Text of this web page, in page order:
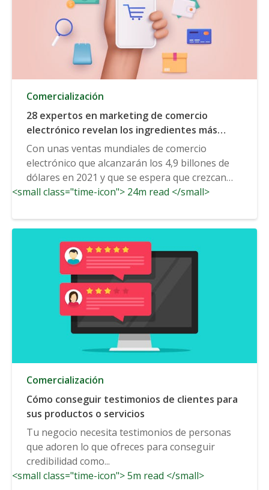
Comercialización
28 expertos en marketing de comercio
electrónico revelan los ingredientes más
importantes para el éxito de una campaña de
marketing de comercio electrónico
Con unas ventas mundiales de comercio
electrónico que alcanzarán los 4,9 billones de
dólares en 2021 y que se espera que crezcan
hasta los 7,4...
<small class="time-icon"> 24m read </small>
Comercialización
Cómo conseguir testimonios de clientes para
sus productos o servicios
Tu negocio necesita testimonios de personas
que adoren lo que ofreces para conseguir
credibilidad como...
<small class="time-icon"> 5m read </small>